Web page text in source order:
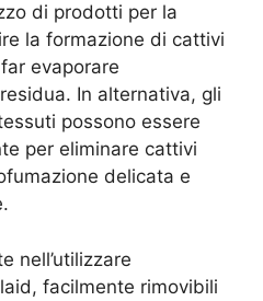
di prodotti per la
la formazione di cattivi
evaporare
In alternativa, gli
possono essere
per eliminare cattivi
delicata e
nell’utilizzare
facilmente rimovibili